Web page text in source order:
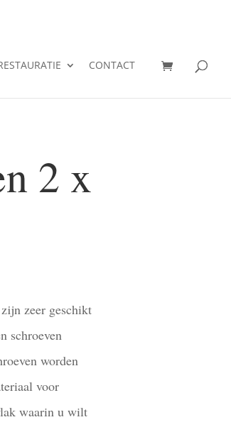
CONTACT
2 x
zeer geschikt
schroeven
worden
voor
waarin u wilt